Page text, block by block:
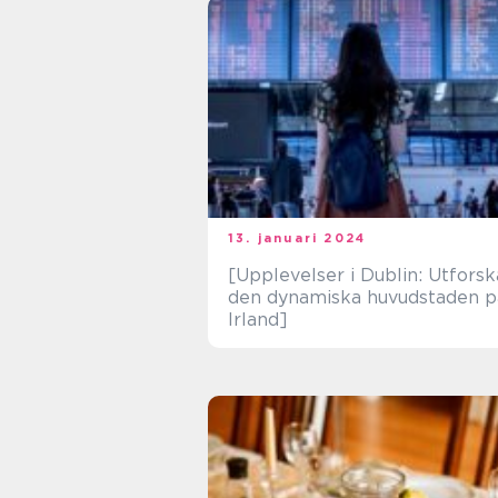
13. januari 2024
[Upplevelser i Dublin:
den dynamiska huvudstaden
Irland]